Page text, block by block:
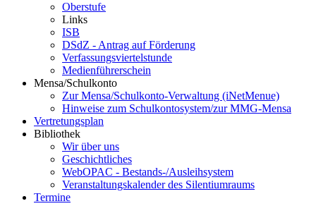
Oberstufe
Links
ISB
DSdZ - Antrag auf Förderung
Verfassungsviertelstunde
Medienführerschein
Mensa/Schulkonto
Zur Mensa/Schulkonto-Verwaltung (iNetMenue)
Hinweise zum Schulkontosystem/zur MMG-Mensa
Vertretungsplan
Bibliothek
Wir über uns
Geschichtliches
WebOPAC - Bestands-/Ausleihsystem
Veranstaltungskalender des Silentiumraums
Termine